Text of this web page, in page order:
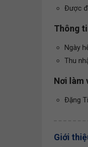
Được
Thông
Ngày
Thu
Nơi làm
Đặng
Giới